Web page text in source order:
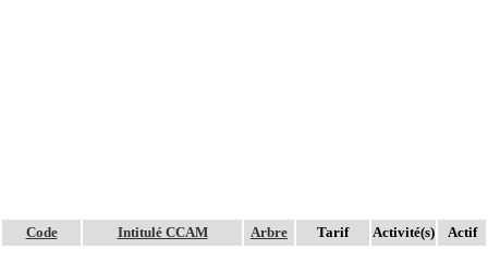
Code Intitulé CCAM Arbre Tarif Activité(s) Actif